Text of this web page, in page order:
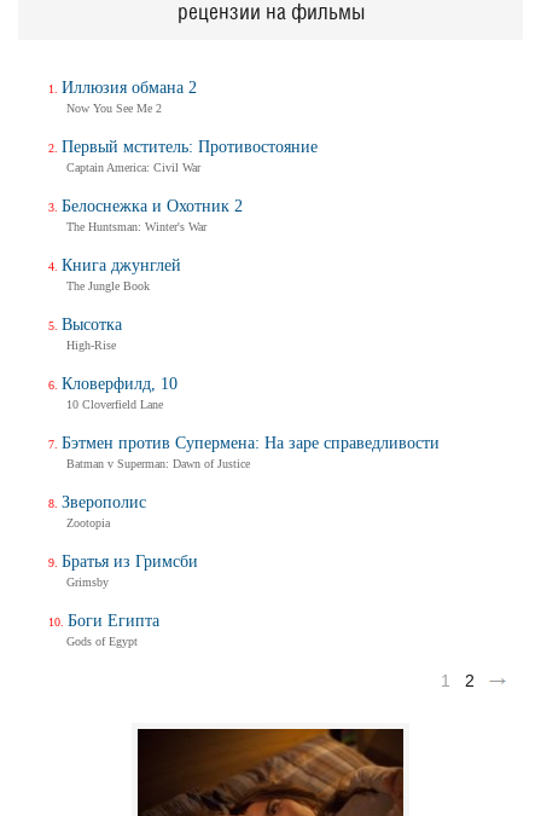
1 2
рецензии на фильмы
Иллюзия обмана 2
Now You See Me 2
Первый мститель: Противостояние
Captain America: Civil War
Белоснежка и Охотник 2
The Huntsman: Winter's War
Книга джунглей
The Jungle Book
Высотка
High-Rise
Кловерфилд, 10
10 Cloverfield Lane
Бэтмен против Супермена: На заре справедливости
Batman v Superman: Dawn of Justice
Зверополис
Zootopia
Братья из Гримсби
Grimsby
Боги Египта
Gods of Egypt